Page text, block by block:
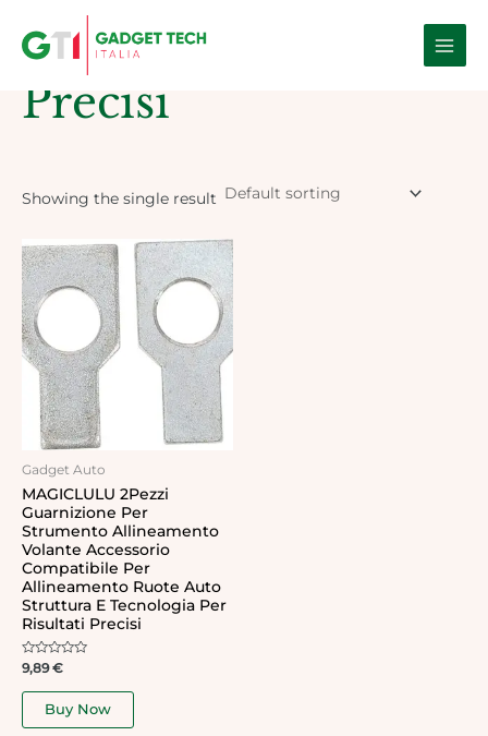
Main
Home / Products tagged “Precisi”
Precisi
Showing the single result
Gadget Auto
MAGICLULU 2Pezzi
Guarnizione Per
Strumento Allineamento
Volante Accessorio
Compatibile Per
Allineamento Ruote Auto
Struttura E Tecnologia Per
Risultati Precisi
Rated
out
9,89€
Buy Now